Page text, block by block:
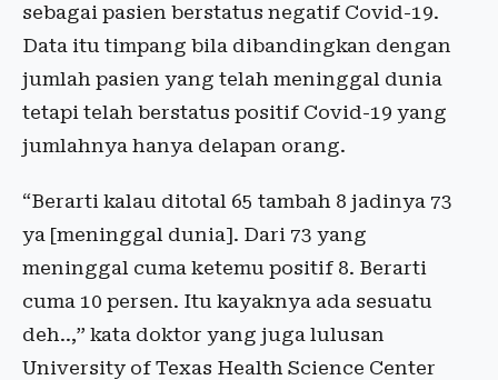
sebagai pasien berstatus negatif Covid-19.
Data itu timpang bila dibandingkan dengan
jumlah pasien yang telah meninggal dunia
tetapi telah berstatus positif Covid-19 yang
jumlahnya hanya delapan orang.
“Berarti kalau ditotal 65 tambah 8 jadinya 73
ya [meninggal dunia]. Dari 73 yang
meninggal cuma ketemu positif 8. Berarti
cuma 10 persen. Itu kayaknya ada sesuatu
deh..,” kata doktor yang juga lulusan
University of Texas Health Science Center